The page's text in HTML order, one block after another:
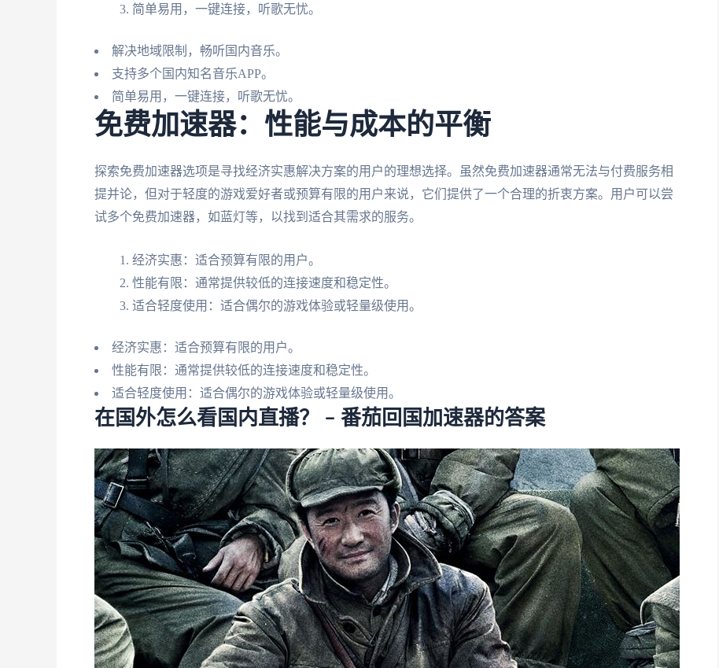
简单易用，一键连接，听歌无忧。
解决地域限制，畅听国内音乐。
支持多个国内知名音乐APP。
简单易用，一键连接，听歌无忧。
免费加速器：性能与成本的平衡
探索免费加速器选项是寻找经济实惠解决方案的用户的理想选择。虽然免费加速器通常无法与付费服务相
提并论，但对于轻度的游戏爱好者或预算有限的用户来说，它们提供了一个合理的折衷方案。用户可以尝
试多个免费加速器，如蓝灯等，以找到适合其需求的服务。
经济实惠：适合预算有限的用户。
性能有限：通常提供较低的连接速度和稳定性。
适合轻度使用：适合偶尔的游戏体验或轻量级使用。
经济实惠：适合预算有限的用户。
性能有限：通常提供较低的连接速度和稳定性。
适合轻度使用：适合偶尔的游戏体验或轻量级使用。
在国外怎么看国内直播？ – 番茄回国加速器的答案